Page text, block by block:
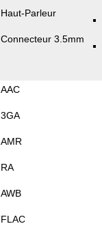
Haut-Parleur
Connecteur 3.5mm
AAC
3GA
AMR
RA
AWB
FLAC